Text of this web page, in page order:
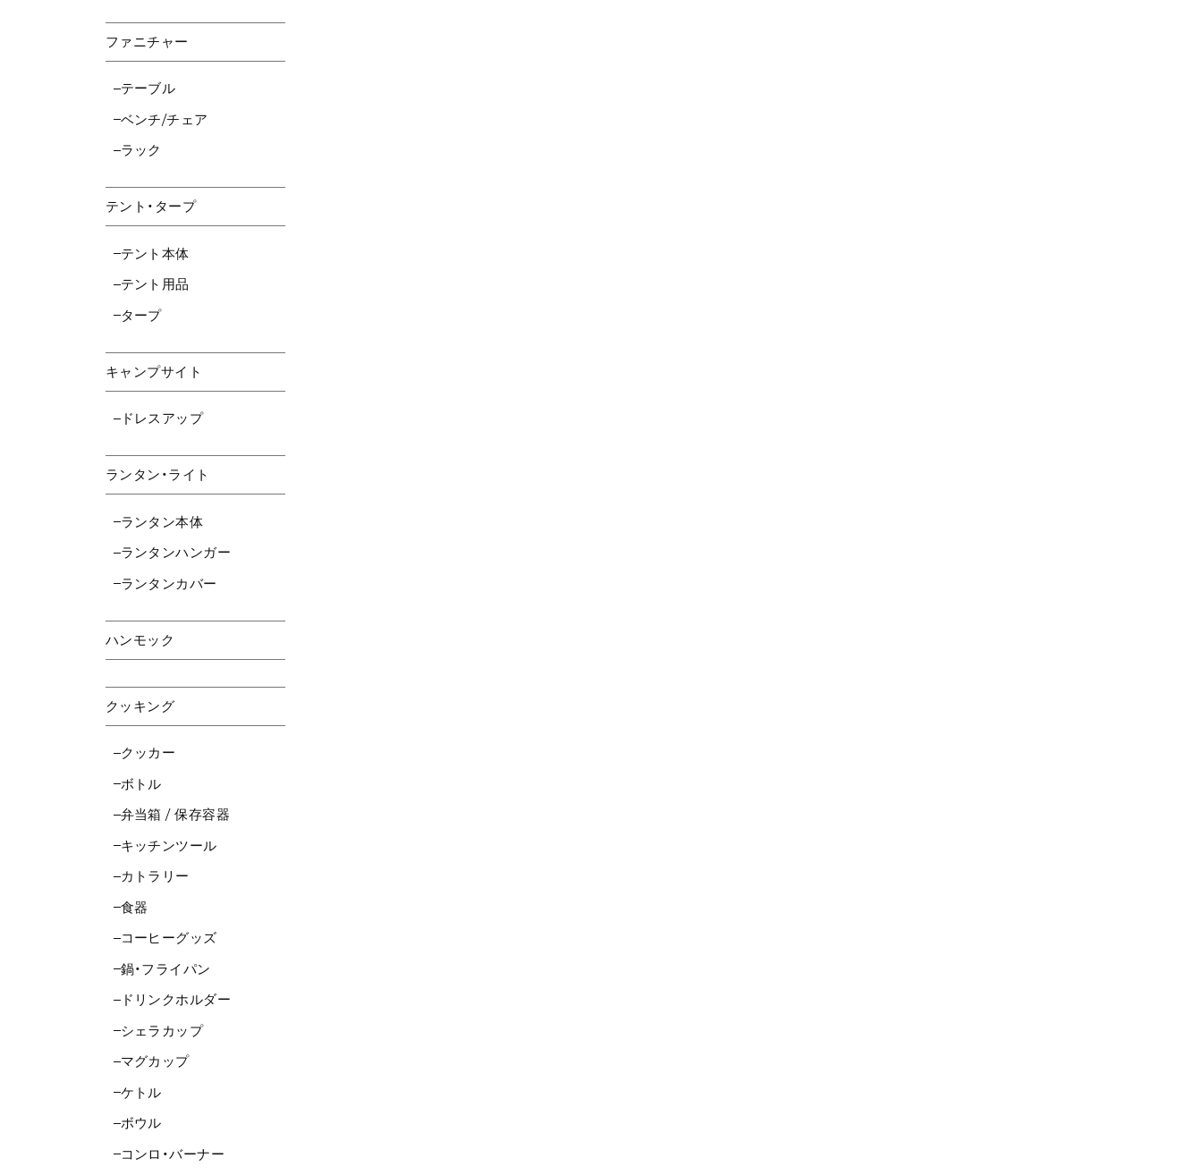
ファニチャー
テーブル
ベンチ/チェア
ラック
テント・タープ
テント本体
テント用品
タープ
キャンプサイト
ドレスアップ
ランタン・ライト
ランタン本体
ランタンハンガー
ランタンカバー
ハンモック
クッキング
クッカー
ボトル
弁当箱 / 保存容器
キッチンツール
カトラリー
食器
コーヒーグッズ
鍋・フライパン
ドリンクホルダー
シェラカップ
マグカップ
ケトル
ボウル
コンロ・バーナー